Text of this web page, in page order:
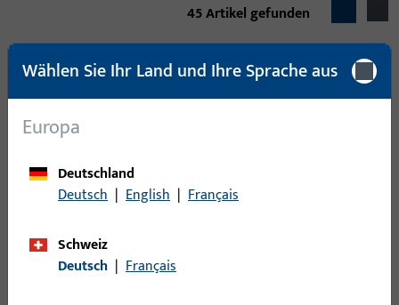
45Artikel gefunden
Hintere Schere |
GU953/956
Hintere Schere, Gesamtbreite 35
Rechts
5-21440-00-R-1 |
Mittlere Schere |
Wählen Sie Ihr Land und Ihre Sprache aus
Europa
Deutschland
Deutsch | English | Français
Schweiz
Deutsch | Français